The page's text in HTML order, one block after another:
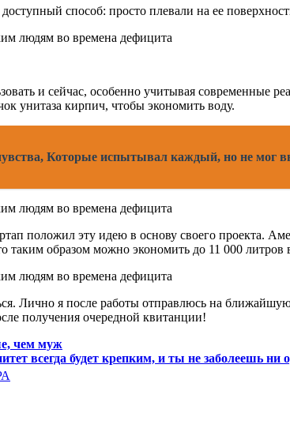
способ: просто плевали на ее
и сейчас, особенно учитывая современные
унитаза кирпич, чтобы экономить воду.
Которые испытывал каждый, но не мог
положил эту идею в основу своего проекта.
таким образом можно экономить до 11 000
Лично я после работы отправлюсь на
получения очередной квитанции!
чем муж
всегда будет крепким, и ты не заболеешь ни